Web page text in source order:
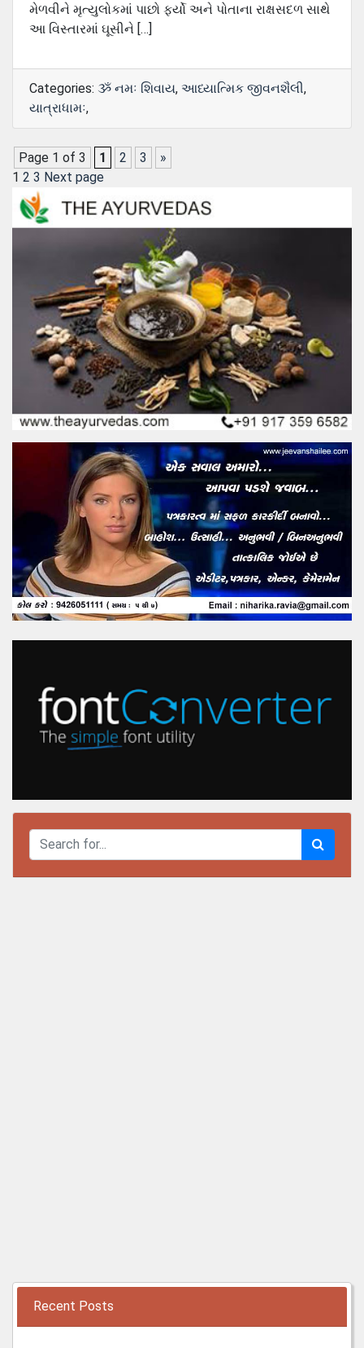
મેળવીને મૃત્યુલોકમાં પાછો ફર્યો અને પોતાના રાક્ષસદળ સાથે
આ વિસ્તારમાં ઘૂસીને […]
Categories: ૐ નમઃ શિવાય, આધ્યાત્મિક જીવનશૈલી,
યાત્રાધામઃ,
Page 1 of 3 1 2 3 »
Posts
pagination
Page
1 Page
2 Page
3 Next page
Recent Posts